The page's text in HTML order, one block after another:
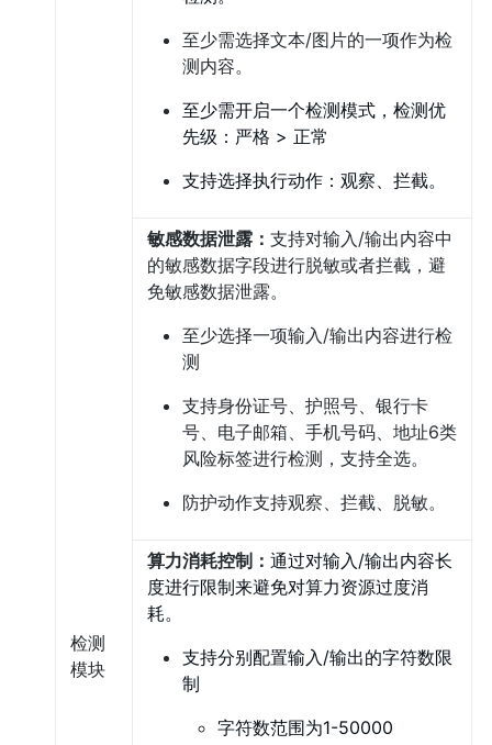
检测
模块
至少需选择文本/图片的一项作为检
测内容。
至少需开启一个检测模式，检测优
先级：严格 > 正常
支持选择执行动作：观察、拦截。
敏感数据泄露： 支持对输入/输出内容中
的敏感数据字段进行脱敏或者拦截，避
免敏感数据泄露。
至少选择一项输入/输出内容进行检
测
支持身份证号、护照号、银行卡
号、电子邮箱、手机号码、地址6类
风险标签进行检测，支持全选。
防护动作支持观察、拦截、脱敏。
算力消耗控制： 通过对输入/输出内容长
度进行限制来避免对算力资源过度消
耗。
支持分别配置输入/输出的字符数限
制
字符数范围为1-50000